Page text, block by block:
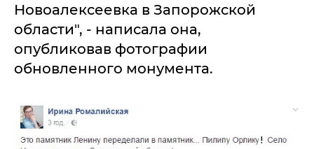
Новоалексеевка в Запорожской
области", - написала она,
опубликовав фотографии
обновленного монумента.